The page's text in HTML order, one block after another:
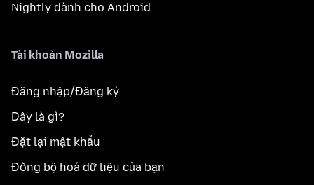
Nightly dành cho Android
Tài khoản Mozilla
Đăng nhập/Đăng ký
Đây là gì?
Đặt lại mật khẩu
Đồng bộ hoá dữ liệu của bạn